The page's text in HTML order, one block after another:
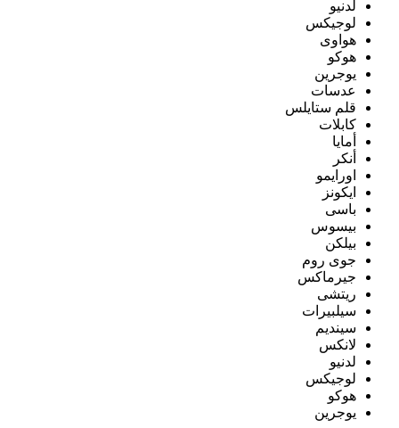
لدنيو
لوجيكس
هواوى
هوكو
يوجرين
عدسات
قلم ستايلس
كابلات
أمايا
أنكر
اورايمو
ايكونز
باسى
بيسوس
بيلكن
جوى روم
جيرماكس
ريتشى
سيلبيرات
سينديم
لانكس
لدنيو
لوجيكس
هوكو
يوجرين